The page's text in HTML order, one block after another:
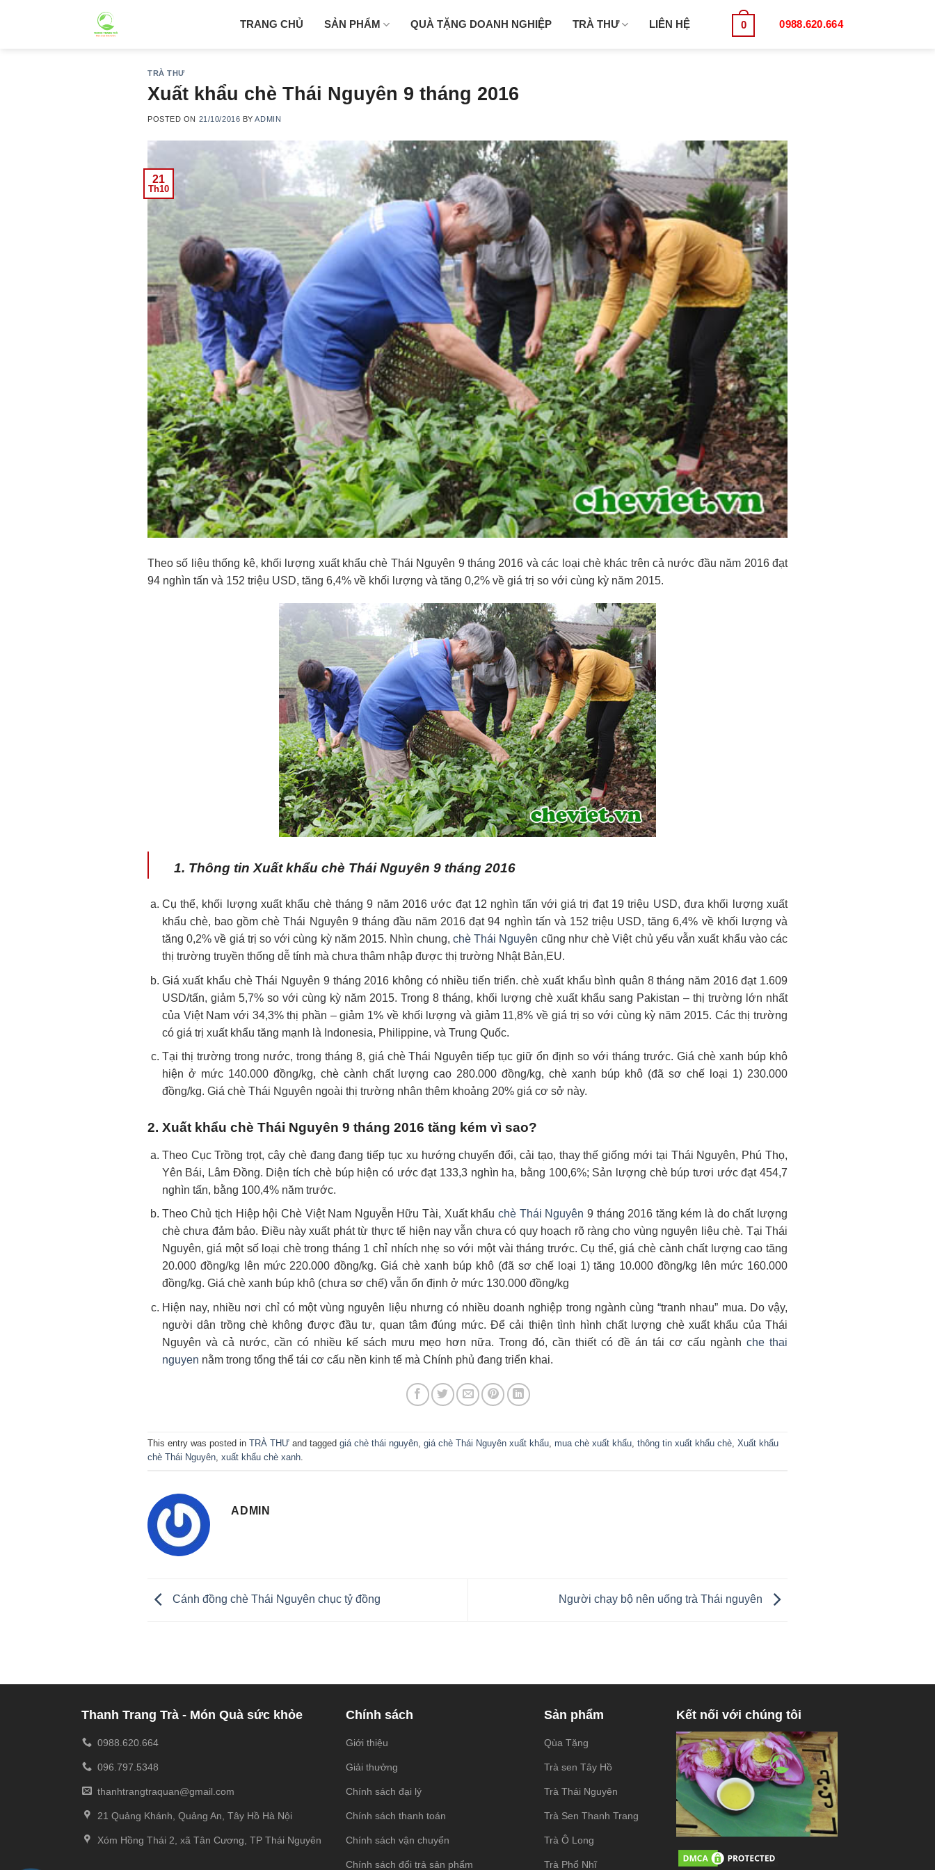
TRANG CHỦ SẢN PHẨM QUÀ TẶNG DOANH NGHIỆP TRÀ THƯ LIÊN HỆ 0 0988.620.664
TRÀ THƯ
Xuất khẩu chè Thái Nguyên 9 tháng 2016
POSTED ON 21/10/2016 BYADMIN
21
Th10
Theo số liệu thống kê, khối lượng xuất khẩu chè Thái Nguyên 9 tháng 2016 và các loại chè khác trên cả nước đầu năm 2016 đạt
94 nghìn tấn và 152 triệu USD, tăng 6,4% về khối lượng và tăng 0,2% về giá trị so với cùng kỳ năm 2015.
1. Thông tin Xuất khẩu chè Thái Nguyên 9 tháng 2016
Cụ thể, khối lượng xuất khẩu chè tháng 9 năm 2016 ước đạt 12 nghìn tấn với giá trị đạt 19 triệu USD, đưa khối lượng xuất
khẩu chè, bao gồm chè Thái Nguyên 9 tháng đầu năm 2016 đạt 94 nghìn tấn và 152 triệu USD, tăng 6,4% về khối lượng và
tăng 0,2% về giá trị so với cùng kỳ năm 2015. Nhìn chung, chè Thái Nguyên cũng như chè Việt chủ yếu vẫn xuất khẩu vào các
thị trường truyền thống dễ tính mà chưa thâm nhập được thị trường Nhật Bản,EU.
Giá xuất khẩu chè Thái Nguyên 9 tháng 2016 không có nhiều tiến triển. chè xuất khẩu bình quân 8 tháng năm 2016 đạt 1.609
USD/tấn, giảm 5,7% so với cùng kỳ năm 2015. Trong 8 tháng, khối lượng chè xuất khẩu sang Pakistan – thị trường lớn nhất
của Việt Nam với 34,3% thị phần – giảm 1% về khối lượng và giảm 11,8% về giá trị so với cùng kỳ năm 2015. Các thị trường
có giá trị xuất khẩu tăng mạnh là Indonesia, Philippine, và Trung Quốc.
Tại thị trường trong nước, trong tháng 8, giá chè Thái Nguyên tiếp tục giữ ổn định so với tháng trước. Giá chè xanh búp khô
hiện ở mức 140.000 đồng/kg, chè cành chất lượng cao 280.000 đồng/kg, chè xanh búp khô (đã sơ chế loại 1) 230.000
đồng/kg. Giá chè Thái Nguyên ngoài thị trường nhân thêm khoảng 20% giá cơ sở này.
2. Xuất khẩu chè Thái Nguyên 9 tháng 2016 tăng kém vì sao?
Theo Cục Trồng trọt, cây chè đang đang tiếp tục xu hướng chuyển đổi, cải tạo, thay thế giống mới tại Thái Nguyên, Phú Thọ,
Yên Bái, Lâm Đồng. Diện tích chè búp hiện có ước đạt 133,3 nghìn ha, bằng 100,6%; Sản lượng chè búp tươi ước đạt 454,7
nghìn tấn, bằng 100,4% năm trước.
Theo Chủ tịch Hiệp hội Chè Việt Nam Nguyễn Hữu Tài, Xuất khẩuchè Thái Nguyên 9 tháng 2016 tăng kém là do chất lượng
chè chưa đảm bảo. Điều này xuất phát từ thực tế hiện nay vẫn chưa có quy hoạch rõ ràng cho vùng nguyên liệu chè. Tại Thái
Nguyên, giá một số loại chè trong tháng 1 chỉ nhích nhẹ so với một vài tháng trước. Cụ thể, giá chè cành chất lượng cao tăng
20.000 đồng/kg lên mức 220.000 đồng/kg. Giá chè xanh búp khô (đã sơ chế loại 1) tăng 10.000 đồng/kg lên mức 160.000
đồng/kg. Giá chè xanh búp khô (chưa sơ chế) vẫn ổn định ở mức 130.000 đồng/kg
Hiện nay, nhiều nơi chỉ có một vùng nguyên liệu nhưng có nhiều doanh nghiệp trong ngành cùng “tranh nhau” mua. Do vậy,
người dân trồng chè không được đầu tư, quan tâm đúng mức. Để cải thiện tình hình chất lượng chè xuất khẩu của Thái
Nguyên và cả nước, cần có nhiều kế sách mưu mẹo hơn nữa. Trong đó, cần thiết có đề án tái cơ cấu ngành che thai
nguyen nằm trong tổng thể tái cơ cấu nền kinh tế mà Chính phủ đang triển khai.
This entry was posted in TRÀ THƯ and tagged giá chè thái nguyên, giá chè Thái Nguyên xuất khẩu, mua chè xuất khẩu, thông tin xuất khẩu chè, Xuất khẩu
chè Thái Nguyên, xuất khẩu chè xanh.
ADMIN
Cánh đồng chè Thái Nguyên chục tỷ đồng Người chạy bộ nên uống trà Thái nguyên
Thanh Trang Trà - Món Quà sức khỏe
0988.620.664
096.797.5348
thanhtrangtraquan@gmail.com
21 Quảng Khánh, Quảng An, Tây Hồ Hà Nội
Xóm Hồng Thái 2, xã Tân Cương, TP Thái Nguyên
Chính sách
Giới thiệu
Giải thưởng
Chính sách đại lý
Chính sách thanh toán
Chính sách vận chuyển
Chính sách đổi trả sản phẩm
Sản phẩm
Qùa Tặng
Trà sen Tây Hồ
Trà Thái Nguyên
Trà Sen Thanh Trang
Trà Ô Long
Trà Phổ Nhĩ
Kết nối với chúng tôi